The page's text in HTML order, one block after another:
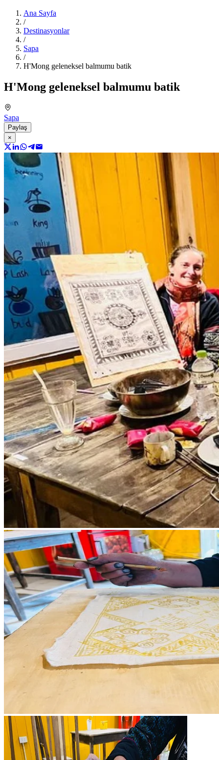
Ana Sayfa
/
Destinasyonlar
/
Sapa
/
H'Mong geleneksel balmumu batik
H'Mong geleneksel balmumu batik
Sapa
Paylaş
×